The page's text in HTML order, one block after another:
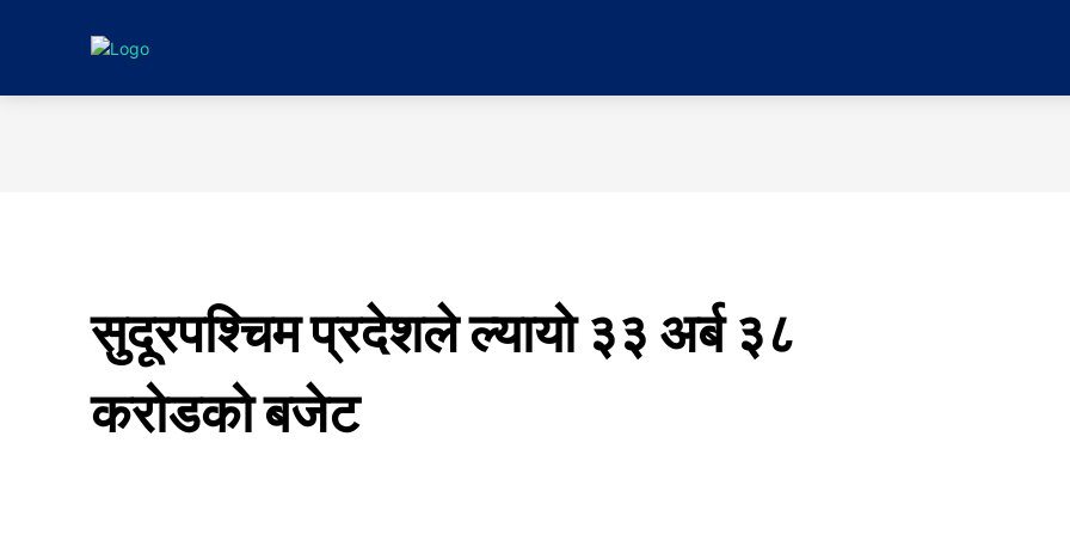
सुदूरपश्चिम प्रदेशले ल्यायो ३३ अर्ब ३८
करोडको बजेट